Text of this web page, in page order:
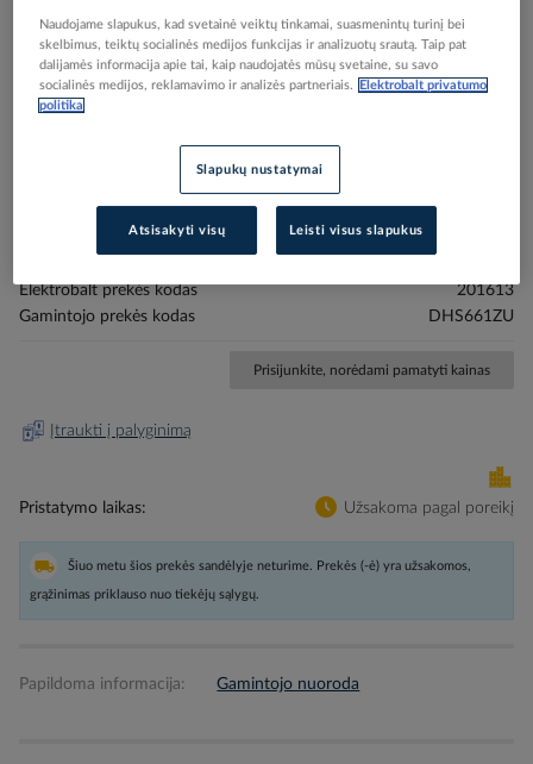
Pjūklas diskinis akumuliatorinis 18V D165x20mm
5000aps/min su AWS funkcija LXT - MAKITA
Elektrobalt prekės kodas
201613
Gamintojo prekės kodas
DHS661ZU
Prisijunkite, norėdami pamatyti kainas
Įtraukti į palyginimą
Pristatymo laikas Užsakoma pagal poreikį
Šiuo metu šios prekės sandėlyje neturime. Prekės (-ė) yra užsakomos,
grąžinimas priklauso nuo tiekėjų sąlygų.
Papildoma informacija: Gamintojo nuoroda
Naudojame slapukus, kad svetainė veiktų tinkamai, suasmenintų turinį bei
skelbimus, teiktų socialinės medijos funkcijas ir analizuotų srautą. Taip pat
dalijamės informacija apie tai, kaip naudojatės mūsų svetaine, su savo
socialinės medijos, reklamavimo ir analizės partneriais.
Elektrobalt privatumo
politika
Slapukų nustatymai
Atsisakyti visų Leisti visus slapukus